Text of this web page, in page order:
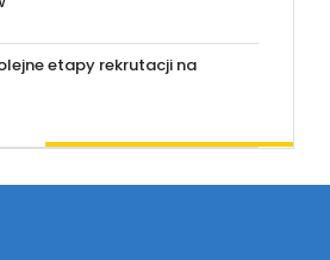
etapy rekrutacji na